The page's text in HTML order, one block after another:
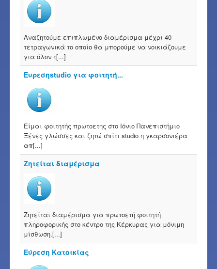
Αναζητούμε επιπλωμένο διαμέρισμα μέχρι 40
τετραγωνικά το οποίο θα μπορούμε να νοικιάζουμε
για όλον τ[...]
Ευρεσηstudio για φοιτητή...
Είμαι φοιτητής πρωτοετης στο Ιόνιο Πανεπιστήμιο
Ξένες γλώσσες και ζητώ σπίτι studio η γκαρσονιέρα
απ[...]
Ζητείται διαμέρισμα
Ζητείται διαμέρισμα για πρωτοετή φοιτητή
πληροφορικής στο κέντρο της Κέρκυρας για μόνιμη
μίσθωση.[...]
Εύρεση Κατοικίας